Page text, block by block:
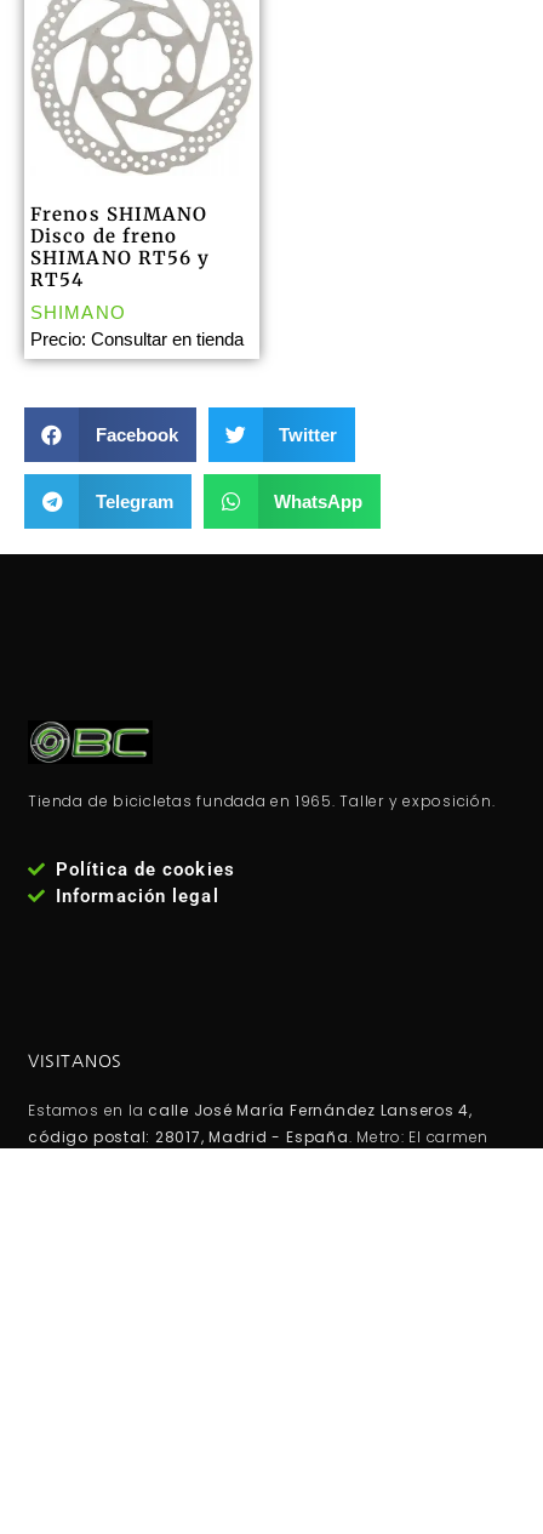
Frenos SHIMANO
Disco de freno
SHIMANO RT56 y
RT54
SHIMANO
Precio: Consultar en tienda
Facebook Twitter
Telegram WhatsApp
Tienda de bicicletas fundada en 1965. Taller y exposición.
Política de cookies
Información legal
VISITANOS
Estamos en la calle José María Fernández Lanseros 4,
código postal: 28017, Madrid - España. Metro: El carmen